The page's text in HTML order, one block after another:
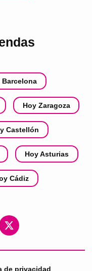
Barcelona
Hoy Zaragoza
Castellón
Hoy Asturias
Cádiz
de privacidad